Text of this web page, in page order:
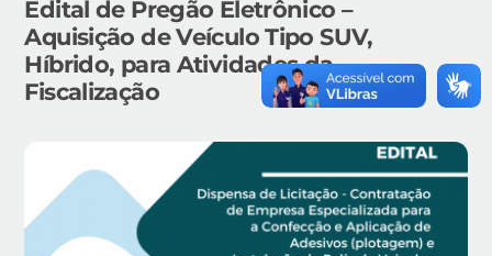
Edital de Pregão Eletrônico –
Aquisição de Veículo Tipo SUV,
Híbrido, para Atividades da
Fiscalização